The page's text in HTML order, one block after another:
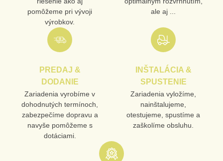
pomôžeme pri vývoji
výrobkov.
ale aj ...
PREDAJ &
DODANIE
Zariadenia vyrobíme v
dohodnutých termínoch,
zabezpečíme dopravu a
navyše pomôžeme s
dotáciami.
INŠTALÁCIA &
SPUSTENIE
Zariadenia vyložíme,
nainštalujeme,
otestujeme, spustíme a
zaškolíme obsluhu.